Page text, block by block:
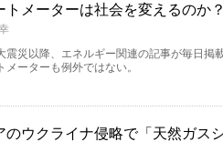
トメーターは社会を変えるの
震災以降、エネルギー関連の記事が毎日掲
メーターも例外ではない。
のウクライナ侵略で「天然ガス